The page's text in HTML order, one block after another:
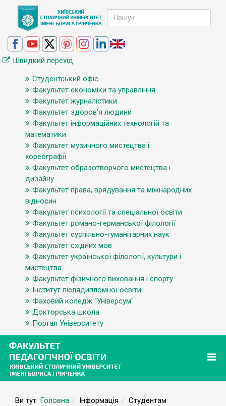
Швидкий перехід
Студентський офіс
Факультет економіки та управління
Факультет журналістики
Факультет здоров’я людини
Факультет інформаційних технологій та
математики
Факультет музичного мистецтва і
хореографії
Факультет образотворчого мистецтва і
дизайну
Факультет права, врядування та міжнародних
відносин
Факультет психології та спеціальної освіти
Факультет романо-германської філології
Факультет суспільно-гуманітарних наук
Факультет східних мов
Факультет української філології, культури і
мистецтва
Факультет фізичного виховання і спорту
Інститут післядипломної освіти
Фаховий коледж "Універсум"
Докторська школа
Портал Університету
Ви тут: Головна Інформація
Студентам